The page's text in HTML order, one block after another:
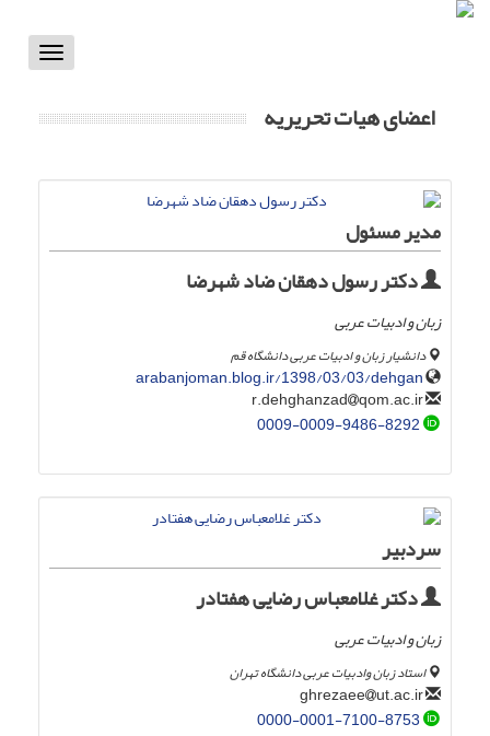
Toggle
اعضای هیات تحریریه
مدیر مسئول
دکتر رسول دهقان ضاد شهرضا
زبان و ادبیات عربی
دانشیار زبان و ادبیات عربی دانشگاه قم
arabanjoman.blog.ir/1398/03/03/dehgan
qom.ac.ir
0009-0009-9486-8292
سردبیر
دکتر غلامعباس رضایی هفتادر
زبان و ادبیات عربی
استاد زبان وادبیات عربی دانشگاه تهران
ut.ac.ir
0000-0001-7100-8753